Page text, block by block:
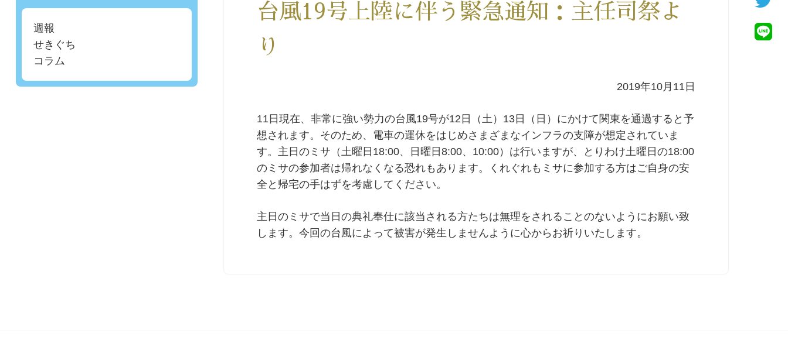
台風19号上陸に伴う緊急通知：主任司祭よ
り
2019年10月11日
11日現在、非常に強い勢力の台風19号が12日（土）13日（日）にかけて関東を通過すると予
想されます。そのため、電車の運休をはじめさまざまなインフラの支障が想定されていま
す。主日のミサ（土曜日18:00、日曜日8:00、10:00）は行いますが、とりわけ土曜日の18:00
のミサの参加者は帰れなくなる恐れもあります。くれぐれもミサに参加する方はご自身の安
全と帰宅の手はずを考慮してください。
主日のミサで当日の典礼奉仕に該当される方たちは無理をされることのないようにお願い致
します。今回の台風によって被害が発生しませんように心からお祈りいたします。
週報
せきぐち
コラム